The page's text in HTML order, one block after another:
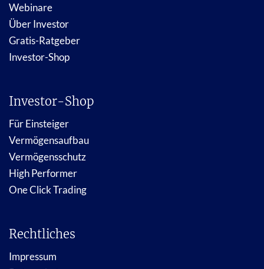
Webinare
Über Investor
Gratis-Ratgeber
Investor-Shop
Investor-Shop
Für Einsteiger
Vermögensaufbau
Vermögensschutz
High Performer
One Click Trading
Rechtliches
Impressum